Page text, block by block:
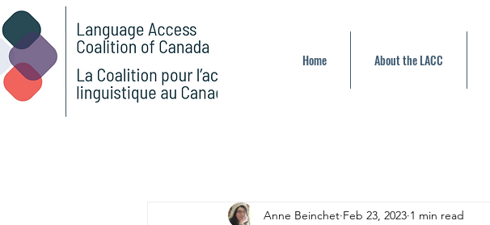
Home About the LACC
Anne Beinchet Feb 23, 2023 1 min read